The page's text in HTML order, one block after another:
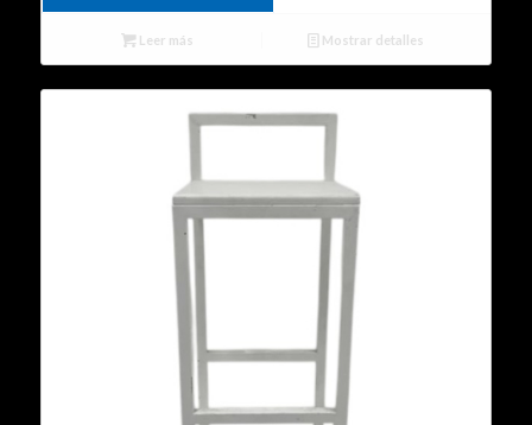
Leer más Mostrar detalles